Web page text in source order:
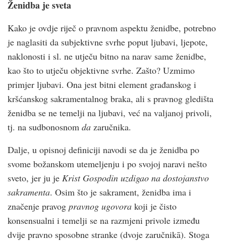
Ženidba je sveta
Kako je ovdje riječ o pravnom aspektu ženidbe, potrebno
je naglasiti da subjektivne svrhe poput ljubavi, ljepote,
naklonosti i sl. ne utječu bitno na narav same ženidbe,
kao što to utječu objektivne svrhe. Zašto? Uzmimo
primjer ljubavi. Ona jest bitni element građanskog i
kršćanskog sakramentalnog braka, ali s pravnog gledišta
ženidba se ne temelji na ljubavi, već na valjanoj privoli,
tj. na sudbonosnom da zaručnika.
Dalje, u opisnoj definiciji navodi se da je ženidba po
svome božanskom utemeljenju i po svojoj naravi nešto
sveto, jer ju je Krist Gospodin uzdigao na dostojanstvo
sakramenta. Osim što je sakrament, ženidba ima i
značenje pravog pravnog ugovora koji je čisto
konsensualni i temelji se na razmjeni privole između
dvije pravno sposobne stranke (dvoje zaručnikā). Stoga